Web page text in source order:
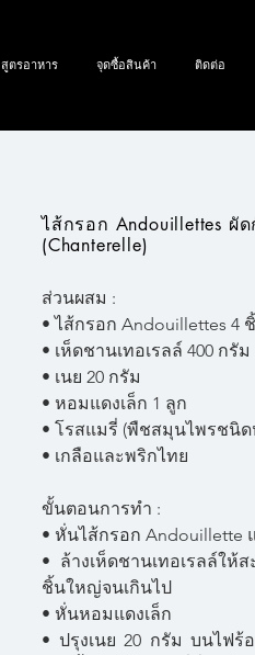
สูตรอาหาร จุดซื้อสินค้า ติดต่อ
ไส้กรอก Andouillettes ผั
(Chanterelle)
ส่วนผสม :
• ไส้กรอก Andouillettes 4
• เห็ดชานเทอเรลล์ 400 กรัม
• เนย 20 กรัม
• หอมแดงเล็ก 1 ลูก
• โรสแมรี่ (พืชสมุนไพรชนิด
• เกลือและพริกไทย
ขั้นตอนการทำ :
• หั่นไส้กรอก Andouillette
• ล้างเห็ดชานเทอเรลล์ให้
ชิ้นใหญ่จนเกินไป
• หั่นหอมแดงเล็ก
• ปรุงเนย 20 กรัม บนไฟร้